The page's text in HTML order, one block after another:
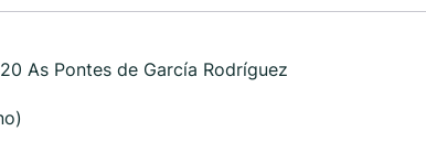
As Pontes de García Rodríguez